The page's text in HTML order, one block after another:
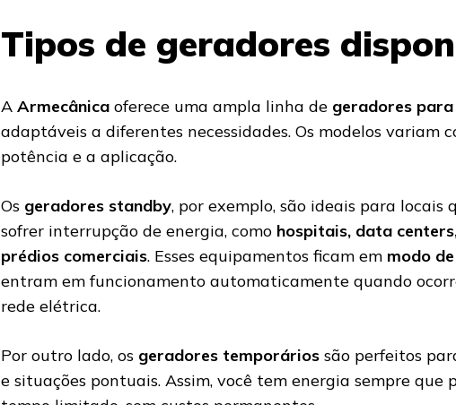
Tipos de geradores
A Armecânica oferece uma ampla linha de geradores
adaptáveis a diferentes necessidades. Os modelos variam
potência e a aplicação.
Os geradores standby, por exemplo, são ideais para locais
sofrer interrupção de energia, como hospitais, data
prédios comerciais. Esses equipamentos ficam em modo
entram em funcionamento automaticamente quando
rede elétrica.
Por outro lado, os geradores temporários são perfeitos
e situações pontuais. Assim, você tem energia sempre que